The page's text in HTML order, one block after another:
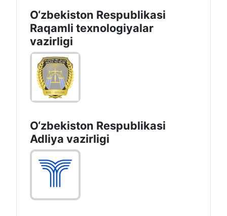
O‘zbekiston Respublikasi
Raqamli texnologiyalar
vazirligi
O‘zbekiston Respublikasi
Adliya vazirligi